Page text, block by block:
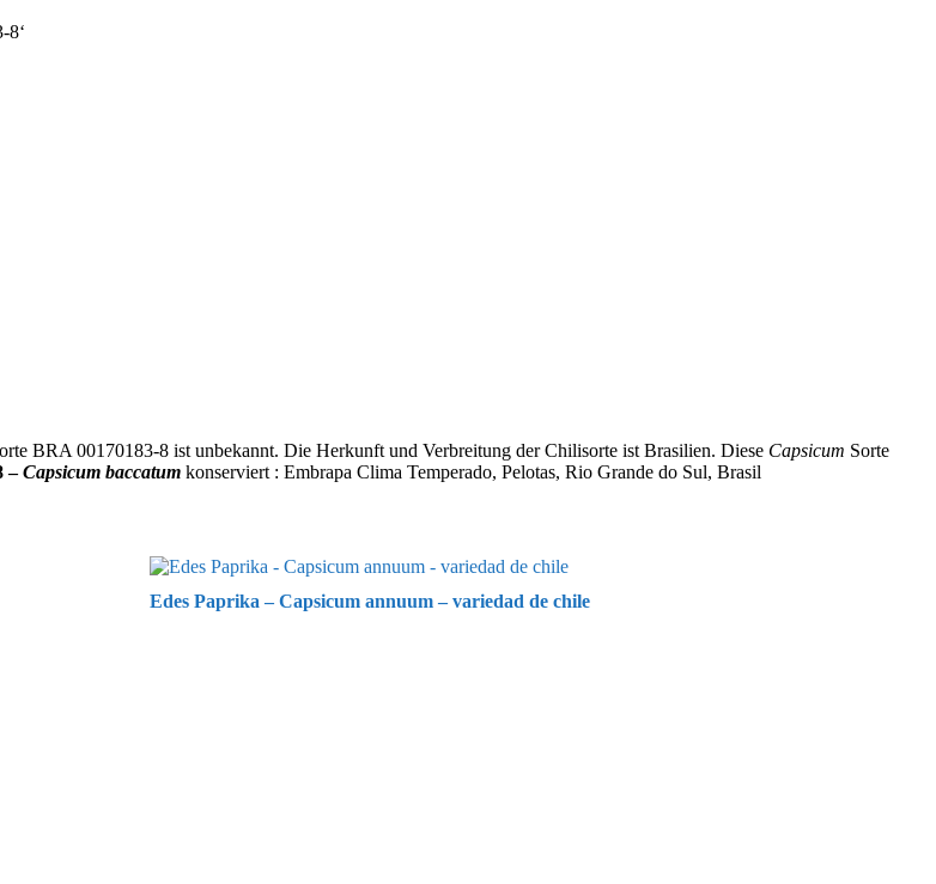
8‘
BRA 00170183-8 ist unbekannt. Die Herkunft und Verbreitung der Chilisorte ist Brasilien. Diese Capsicum Sorte
–Capsicum baccatum konserviert : Embrapa Clima Temperado, Pelotas, Rio Grande do Sul, Brasil
Edes Paprika – Capsicum annuum – variedad de chile